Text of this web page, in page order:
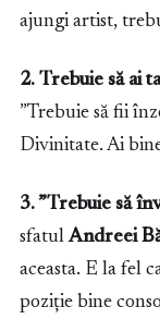
ajungi artist,
2. Trebuie să ai
”Trebuie să fii
Divinitate. Ai
3. ”Trebuie să
sfatulAndreei
aceasta. E la fel
poziție bine